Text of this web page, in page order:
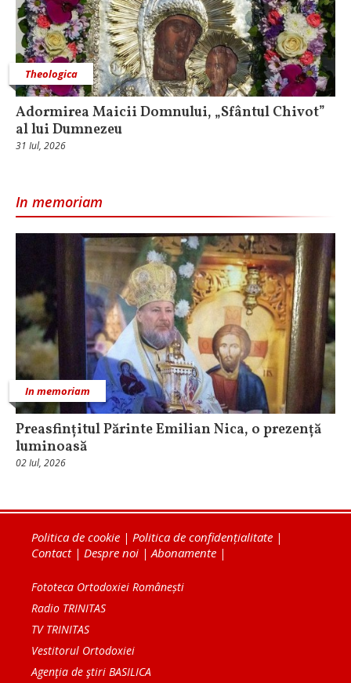
Theologica
Adormirea Maicii Domnului, „Sfântul Chivot”
al lui Dumnezeu
31 Iul, 2026
In memoriam
In memoriam
Preasfințitul Părinte Emilian Nica, o prezență
luminoasă
02 Iul, 2026
Politica de cookie | Politica de confidențialitate |
Contact| Despre noi | Abonamente |
Fototeca Ortodoxiei Românești
Radio TRINITAS
TV TRINITAS
Vestitorul Ortodoxiei
Agenţia de ştiri BASILICA